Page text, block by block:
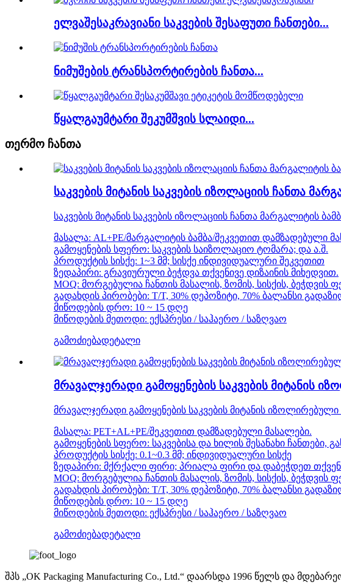
ელვაშესაკრავიანი საკვების შესაფუთი ჩანთები...
ნიმუშების ტრანსპორტირების ჩანთა...
წყალგაუმტარი შეკუმშვის სლაიდი...
თერმო ჩანთა
საკვების მიტანის საკვების იზოლაციის ჩანთა
საკვების მიტანის საკვების იზოლაციის ჩანთა მარგალიტის
მასალა: AL+PE/მარგალიტის ბამბა/შეკვეთით დამზადებული
გამოყენების სფერო: საკვების საიზოლაციო ტომარა; და ა.შ.
პროდუქტის სისქე: 1~3 მმ; სისქე ინდივიდუალური შეკვეთით
ზედაპირი: გრავიურული ბეჭდვა თქვენივე დიზაინის მიხედვით.
MOQ: მორგებულია ჩანთის მასალის, ზომის, სისქის, ბეჭდვის
გადახდის პირობები: T/T, 30% დეპოზიტი, 70% ბალანსი
მიწოდების დრო: 10 ~ 15 დღე
მიწოდების მეთოდი: ექსპრესი / საჰაერო / საზღვაო
გამოძიებადეტალი
მრავალჯერადი გამოყენების საკვების მიტანის
მრავალჯერადი გამოყენების საკვების მიტანის იზოლირებული
მასალა: PET+AL+PE/შეკვეთით დამზადებული მასალები.
გამოყენების სფერო: საკვებისა და ხილის შესანახი ჩანთები,
პროდუქტის სისქე: 0.1~0.3 მმ; ინდივიდუალური სისქე
ზედაპირი: მქრქალი ფირი; პრიალა ფირი და დაბეჭდეთ
MOQ: მორგებულია ჩანთის მასალის, ზომის, სისქის, ბეჭდვის
გადახდის პირობები: T/T, 30% დეპოზიტი, 70% ბალანსი
მიწოდების დრო: 10 ~ 15 დღე
მიწოდების მეთოდი: ექსპრესი / საჰაერო / საზღვაო
გამოძიებადეტალი
შპს „OK Packaging Manufacturing Co., Ltd.“ დაარსდა 1996 წელს და